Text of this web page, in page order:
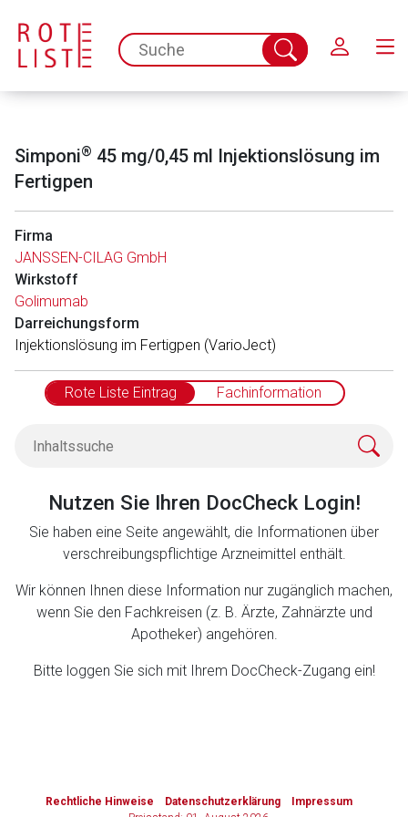
spc.search.input.placeholder
Suche
abschicken
Simponi® 45 mg/0,45 ml Injektionslösung im
Fertigpen
Firma
JANSSEN-CILAG GmbH
Wirkstoff
Golimumab
Darreichungsform
Injektionslösung im Fertigpen (VarioJect)
Rote Liste Eintrag Fachinformation
Nutzen Sie Ihren DocCheck Login!
Sie haben eine Seite angewählt, die Informationen über
verschreibungspflichtige Arzneimittel enthält.
Wir können Ihnen diese Information nur zugänglich machen,
wenn Sie den Fachkreisen (z. B. Ärzte, Zahnärzte und
Apotheker) angehören.
Bitte loggen Sie sich mit Ihrem DocCheck-Zugang ein!
Rechtliche Hinweise Datenschutzerklärung
Impressum
Aufruf einer externen Seite
Der von Ihnen aufgerufene Link öffnet eine externe Web-
Seite. Für die Inhalte der externen Web-Seite ist deren
Betreiber verantwortlich. Ebenso gelten dort ggf. andere
Datenschutzbestimmungen.
Zur Seite